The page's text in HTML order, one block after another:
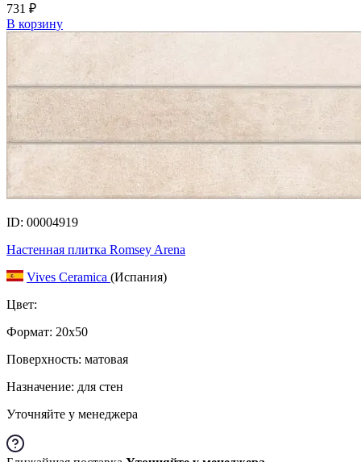
731 ₽
В корзину
ID: 00004919
Настенная плитка Romsey Arena
Vives Ceramica (Испания)
Цвет:
Формат: 20x50
Поверхность: матовая
Назначение: для стен
Уточняйте у менеджера